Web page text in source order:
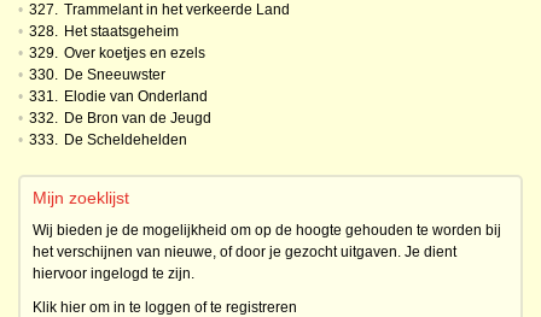
• 327. Trammelant in het verkeerde Land
• 328. Het staatsgeheim
• 329. Over koetjes en ezels
• 330. De Sneeuwster
• 331. Elodie van Onderland
• 332. De Bron van de Jeugd
• 333. De Scheldehelden
Mijn zoeklijst
Wij bieden je de mogelijkheid om op de hoogte gehouden te worden bij
het verschijnen van nieuwe, of door je gezocht uitgaven. Je dient
hiervoor ingelogd te zijn.
Klik hier om in te loggen of te registreren